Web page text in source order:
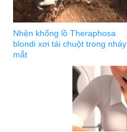
Nhện khổng lồ Theraphosa
blondi xơi tái chuột trong nháy
mắt